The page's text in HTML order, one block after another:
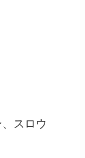
スロウ